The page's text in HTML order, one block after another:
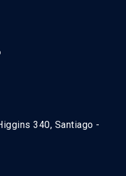
340, Santiago -